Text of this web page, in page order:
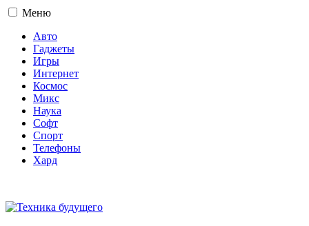
Меню
Авто
Гаджеты
Игры
Интернет
Космос
Микс
Наука
Софт
Спорт
Телефоны
Хард